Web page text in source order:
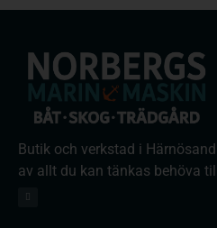
Butik och verkstad i
av allt du kan tänkas behöva